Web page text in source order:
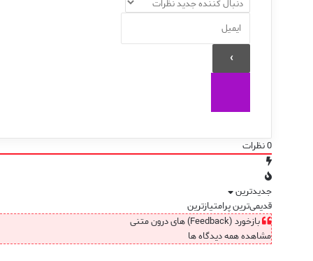
0نظرات
جدیدترین
قدیمی‌ترینپرامتیازترین
بازخورد (Feedback) های درون متنی
مشاهده همه دیدگاه ها